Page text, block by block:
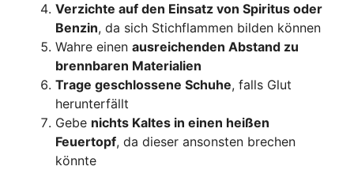
Verzichte auf den Einsatz von Spiritus oder
Benzin, da sich Stichflammen bilden können
Wahre einen ausreichenden Abstand zu
brennbaren Materialien
Trage geschlossene Schuhe, falls Glut
herunterfällt
Gebe nichts Kaltes in einen heißen
Feuertopf, da dieser ansonsten brechen
könnte